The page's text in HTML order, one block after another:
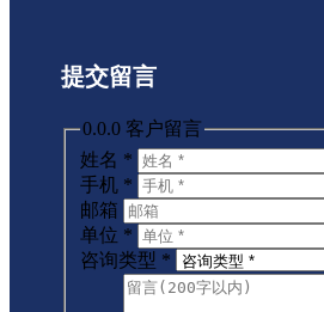
提交留言
0.0.0 客户留言
姓名 *
手机 *
邮箱
单位 *
咨询类型 *